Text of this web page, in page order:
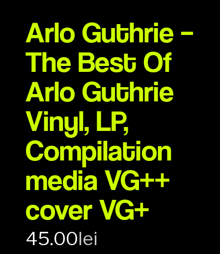
Arlo Guthrie –
The Best Of
Arlo Guthrie
Vinyl, LP,
Compilation
media VG++
cover VG+
45.00lei